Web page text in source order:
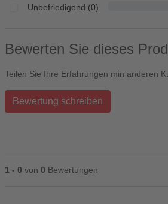
Unbefriedigend (0)
Bewerten Sie dieses
Teilen Sie Ihre Erfahrungen min anderen
Bewertung schreiben
1 - 0 von 0 Bewertungen